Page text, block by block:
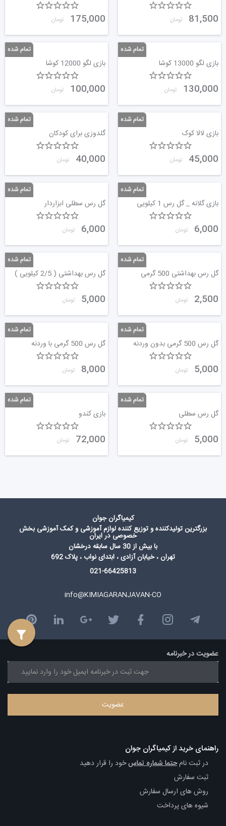
81,500 تومان 175,000 تومان
بازی لگو 13000 کوشا
130,000 تومان
بازی لگو 12000 کوشا
100,000 تومان
بازی لالا کوک
45,000 تومان
گلدوزی برای کودکان
40,000 تومان
بازی گلانه _ گل رس 1 کیلویی
6,000 تومان
گل رس سطلی ابزاردار
6,000 تومان
گل رس بهداشتی 500 گرمی
2,500 تومان
گل رس بهداشتی ( 2/5 کیلویی )
5,000 تومان
گل رس 500 گرمی بدون وردنه
5,000 تومان
گل رس 500 گرمی با وردنه
8,000 تومان
گل رس سطلی
5,000 تومان
بازی کندو
72,000 تومان
کیمیاگران جوان
بزرگترین تولیدکننده و توزیع کننده لوازم آموزشی و کمک آموزشی بخش
خصوصی در ایران
با بیش از 30 سال سابقه درخشان
تهران ، خیابان آزادی ، ابتدای نواب ، پلاک 692
021-66425813
info@KIMIAGARANJAVAN-CO
عضویت در خبرنامه
راهنمای خرید از کیمیاگران جوان
در ثبت نامحتما شماره تماسخود را قرار دهید
ثبت سفارش
روش های ارسال سفارش
شیوه های پرداخت